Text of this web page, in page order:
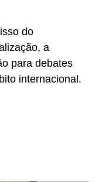
do
a
para debates
internacional.